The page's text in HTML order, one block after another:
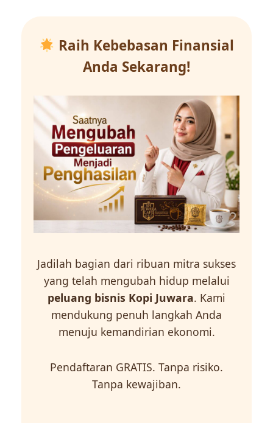
Raih Kebebasan Finansial
Anda Sekarang!
Jadilah bagian dari ribuan mitra sukses
yang telah mengubah hidup melalui
peluang bisnis Kopi Juwara. Kami
mendukung penuh langkah Anda
menuju kemandirian ekonomi.
Pendaftaran GRATIS. Tanpa risiko.
Tanpa kewajiban.